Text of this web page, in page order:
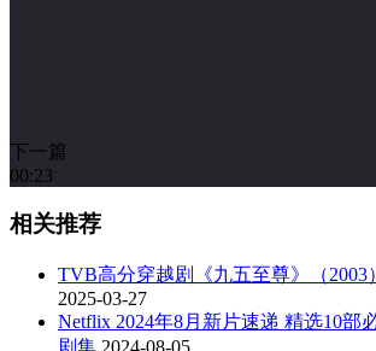
下一篇
00:23
相关推荐
TVB高分穿越剧《九五至尊》（2003
2025-03-27
Netflix 2024年8月新片速递 精选10部
剧集 2024-08-05